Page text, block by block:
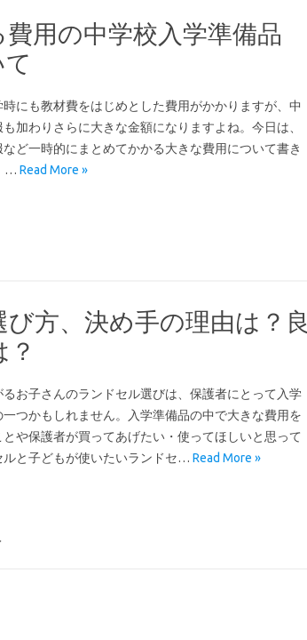
用の中学校入学準備品
にも教材費をはじめとした費用がかかりますが、中
加わりさらに大きな金額になりますよね。今日は、
ど一時的にまとめてかかる大きな費用について書き
… Read More »
方、決め手の理由は？良
お子さんのランドセル選びは、保護者にとって入学
つかもしれません。入学準備品の中で大きな費用を
や保護者が買ってあげたい・使ってほしいと思って
ルと子どもが使いたいランドセ… Read More »